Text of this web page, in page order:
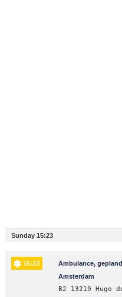
Sunday 15:23
15:23
Ambulance,
Amsterdam
B2 13219 Hugo